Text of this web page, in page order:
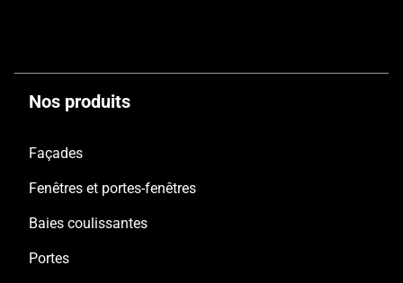
Nos produits
Façades
Fenêtres et portes-fenêtres
Baies coulissantes
Portes